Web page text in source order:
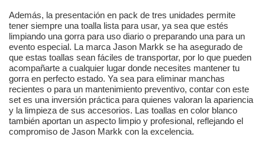
Además, la presentación en pack de tres unidades permite
tener siempre una toalla lista para usar, ya sea que estés
limpiando una gorra para uso diario o preparando una para un
evento especial. La marca Jason Markk se ha asegurado de
que estas toallas sean fáciles de transportar, por lo que pueden
acompañarte a cualquier lugar donde necesites mantener tu
gorra en perfecto estado. Ya sea para eliminar manchas
recientes o para un mantenimiento preventivo, contar con este
set es una inversión práctica para quienes valoran la apariencia
y la limpieza de sus accesorios. Las toallas en color blanco
también aportan un aspecto limpio y profesional, reflejando el
compromiso de Jason Markk con la excelencia.